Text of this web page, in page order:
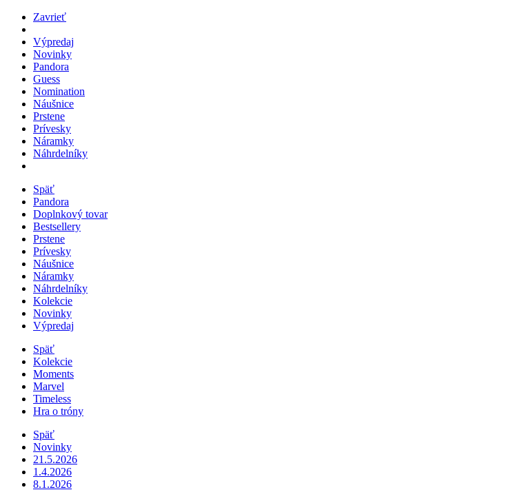
Zavrieť
Výpredaj
Novinky
Pandora
Guess
Nomination
Náušnice
Prstene
Prívesky
Náramky
Náhrdelníky
Späť
Pandora
Doplnkový tovar
Bestsellery
Prstene
Prívesky
Náušnice
Náramky
Náhrdelníky
Kolekcie
Novinky
Výpredaj
Späť
Kolekcie
Moments
Marvel
Timeless
Hra o tróny
Späť
Novinky
21.5.2026
1.4.2026
8.1.2026